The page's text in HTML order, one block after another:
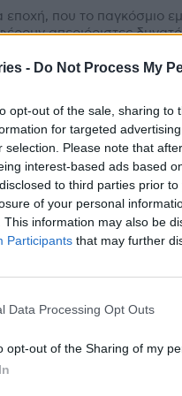
- Do Not Process My
opt-out of the sale, sharing
for targeted
selection. Please note that
interest-based ads based
to third parties prior
of your personal
This information may also be
Participants that may further
Data Processing Opt Outs
opt-out of the Sharing of my
εποχή, που το παγκόσμιο
απεριόριστες
- 10 Φεβρουαρίου 2026
Οργανισμός
παρτίδων βρεφικού
από την εταιρεία
υπόψη τις
με απόφαση
που έχει προκληθεί
τα όρια ασφαλείας